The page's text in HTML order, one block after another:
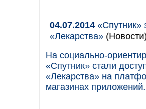
04.07.2014 «Спутник»
«Лекарства»
На социально-
«Спутник» стали
«Лекарства» на
магазинах приложений.